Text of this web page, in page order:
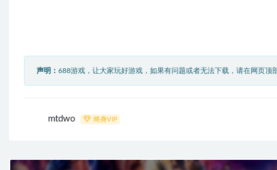
声明： 688游戏，让大家玩好游戏，如果有问题或者无法下载，请在网页顶
mtdwo 终身VIP